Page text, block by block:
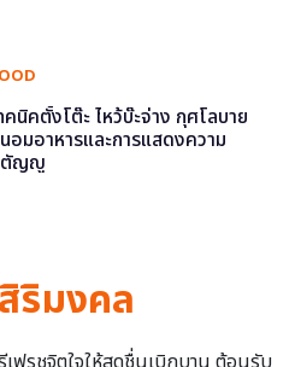
คนิคตั้งโต๊ะ ไหว้บ๊ะจ่าง กุศโลบาย
อมอาหารและการแสดงความ
ญญู
ริมงคล